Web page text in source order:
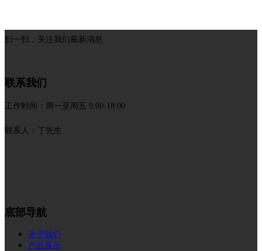
扫一扫，关注我们最新消息
联系我们
工作时间：周一至周五 9:00-18:00
联系人：丁先生
底部导航
关于我们
产品展示